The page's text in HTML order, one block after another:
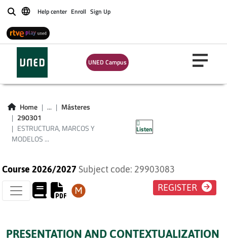
BuscarHelp center Enroll Sign Up
UNED Campus
Home ...
Másteres
290301
ESTRUCTURA, MARCOS Y
MODELOS ...
Listen
CULTURALES EN LA
COMUNICACIÓN
PÚBLICA: LOS
CASOS DE LA
ALIMENTACIÓN Y EL
CAMBIO CLIMÁTICO
Course 2026/2027 Subject code: 29903083
REGISTER
PRESENTATION AND CONTEXTUALIZATION